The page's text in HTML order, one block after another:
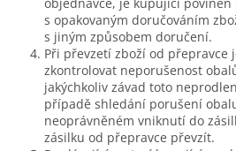
s opakovaným doručováním
s jiným způsobem doručení.
Při převzetí zboží od přepravce
zkontrolovat neporušenost
jakýchkoliv závad toto
případě shledání porušení
neoprávněném vniknutí do
zásilku od přepravce převzít.